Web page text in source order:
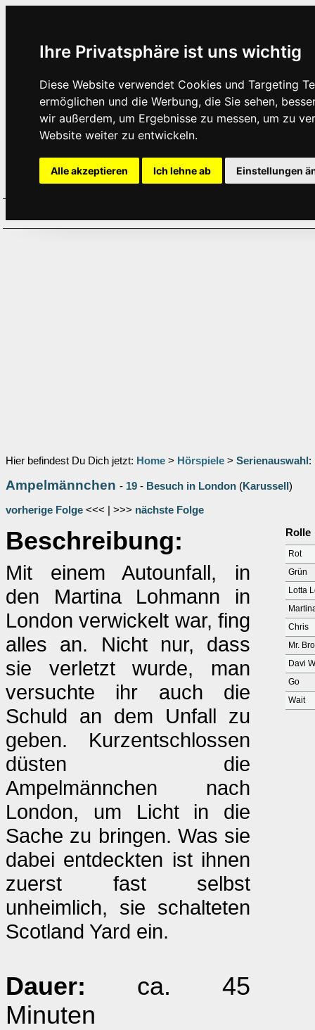
Ihre Privatsphäre ist uns wichtig
Diese Website verwendet Cookies und Targeting
ermöglichen und die Werbung, die Sie sehen,
wir außerdem, um Ergebnisse zu messen, um zu
Website weiter zu entwickeln.
Alle akzeptieren Ich lehne ab Einstellungen
Hier befindest Du Dich jetzt: Home > Hörspiele > Serienauswahl :
Ampelmännchen - 19 - Besuch in London (Karussell )
vorherige Folge <<< | >>> nächste Folge
Beschreibung:
Mit einem Autounfall, in
den Martina Lohmann in
London verwickelt war, fing
alles an. Nicht nur, dass
sie verletzt wurde, man
versuchte ihr auch die
Schuld an dem Unfall zu
geben. Kurzentschlossen
düsten die
Ampelmännchen nach
London, um Licht in die
Sache zu bringen. Was sie
dabei entdeckten ist ihnen
zuerst fast selbst
unheimlich, sie schalteten
Scotland Yard ein.
Dauer: ca. 45
Minuten
Rolle
Rot
Grün
Lotta
Chris
Mr.
Davi
Go
Wait